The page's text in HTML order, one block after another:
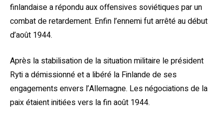
finlandaise a répondu aux offensives soviétiques par un
combat de retardement. Enfin l’ennemi fut arrêté au début
d’août 1944.
Après la stabilisation de la situation militaire le président
Ryti a démissionné et a libéré la Finlande de ses
engagements envers l’Allemagne. Les négociations de la
paix étaient initiées vers la fin août 1944.